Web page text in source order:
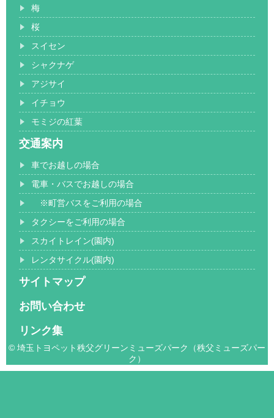
梅
桜
スイセン
シャクナゲ
アジサイ
イチョウ
モミジの紅葉
交通案内
車でお越しの場合
電車・バスでお越しの場合
※町営バスをご利用の場合
タクシーをご利用の場合
スカイトレイン(園内)
レンタサイクル(園内)
サイトマップ
お問い合わせ
リンク集
© 埼玉トヨペット秩父グリーンミューズパーク（秩父ミューズパー
ク）